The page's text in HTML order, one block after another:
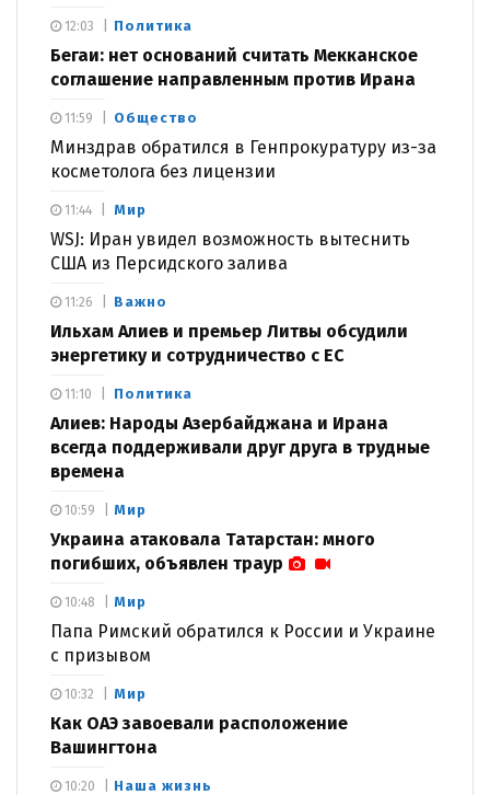
Политика
Бегаи: нет оснований считать Мекканское
соглашение направленным против Ирана
12:03
Общество
Минздрав обратился в Генпрокуратуру из-за
косметолога без лицензии
11:59
Мир
WSJ: Иран увидел возможность вытеснить
США из Персидского залива
11:44
Важно
Ильхам Алиев и премьер Литвы обсудили
энергетику и сотрудничество с ЕС
11:26
Политика
Алиев: Народы Азербайджана и Ирана
всегда поддерживали друг друга в трудные
времена
11:10
Мир
Украина атаковала Татарстан: много
погибших, объявлен траур
10:59
Мир
Папа Римский обратился к России и Украине
с призывом
10:48
Мир
Как ОАЭ завоевали расположение
Вашингтона
10:32
Наша жизнь
10:20